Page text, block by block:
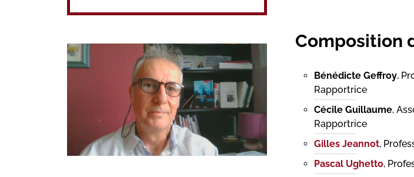
Composition
Bénédicte Geffroy,
Rapportrice
Cécile Guillaume,
Rapportrice
Gilles Jeannot,
Pascal Ughetto,